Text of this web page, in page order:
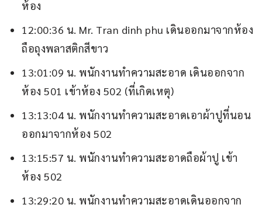
ห้อง
12:00:36 น. Mr. Tran dinh phu เดินออกมาจากห้อง
ถือถุงพลาสติกสีขาว
13:01:09 น. พนักงานทำความสะอาด เดินออกจาก
ห้อง 501 เข้าห้อง 502 (ที่เกิดเหตุ)
13:13:04 น. พนักงานทำความสะอาดเอาผ้าปูที่นอน
ออกมาจากห้อง 502
13:15:57 น. พนักงานทำความสะอาดถือผ้าปู เข้า
ห้อง 502
13:29:20 น. พนักงานทำความสะอาดเดินออกจาก